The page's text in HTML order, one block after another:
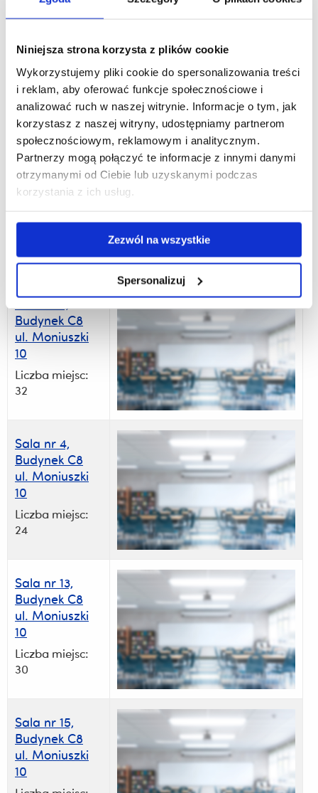
Niniejsza strona korzysta z plików cookie
Wykorzystujemy pliki cookie do spersonalizowania treści
i reklam, aby oferować funkcje społecznościowe i
analizować ruch w naszej witrynie. Informacje o tym, jak
korzystasz z naszej witryny, udostępniamy partnerom
społecznościowym, reklamowym i analitycznym.
Partnerzy mogą połączyć te informacje z innymi danymi
otrzymanymi od Ciebie lub uzyskanymi podczas
korzystania z ich usług.
Zezwól na wszystkie
Spersonalizuj
Budynek A1
al. T. Rejtana
16c
Liczba miejsc:
30
Sala nr 227,
Budynek A1
al. T. Rejtana
Budynek C8
ul. Moniuszki
10
Liczba miejsc:
32
Sala nr 4,
Budynek C8
ul. Moniuszki
10
Liczba miejsc:
24
Sala nr 13,
Budynek C8
ul. Moniuszki
10
Liczba miejsc:
30
Sala nr 15,
Budynek C8
ul. Moniuszki
10